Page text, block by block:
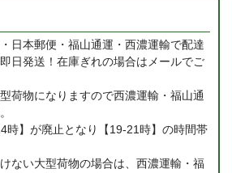
日本郵便・福山通運・西濃運輸で配達
日発送！在庫ぎれの場合はメールでご
荷物になりますので西濃運輸・福山通
時】が廃止となり【19-21時】の時間帯
ない大型荷物の場合は、西濃運輸・福